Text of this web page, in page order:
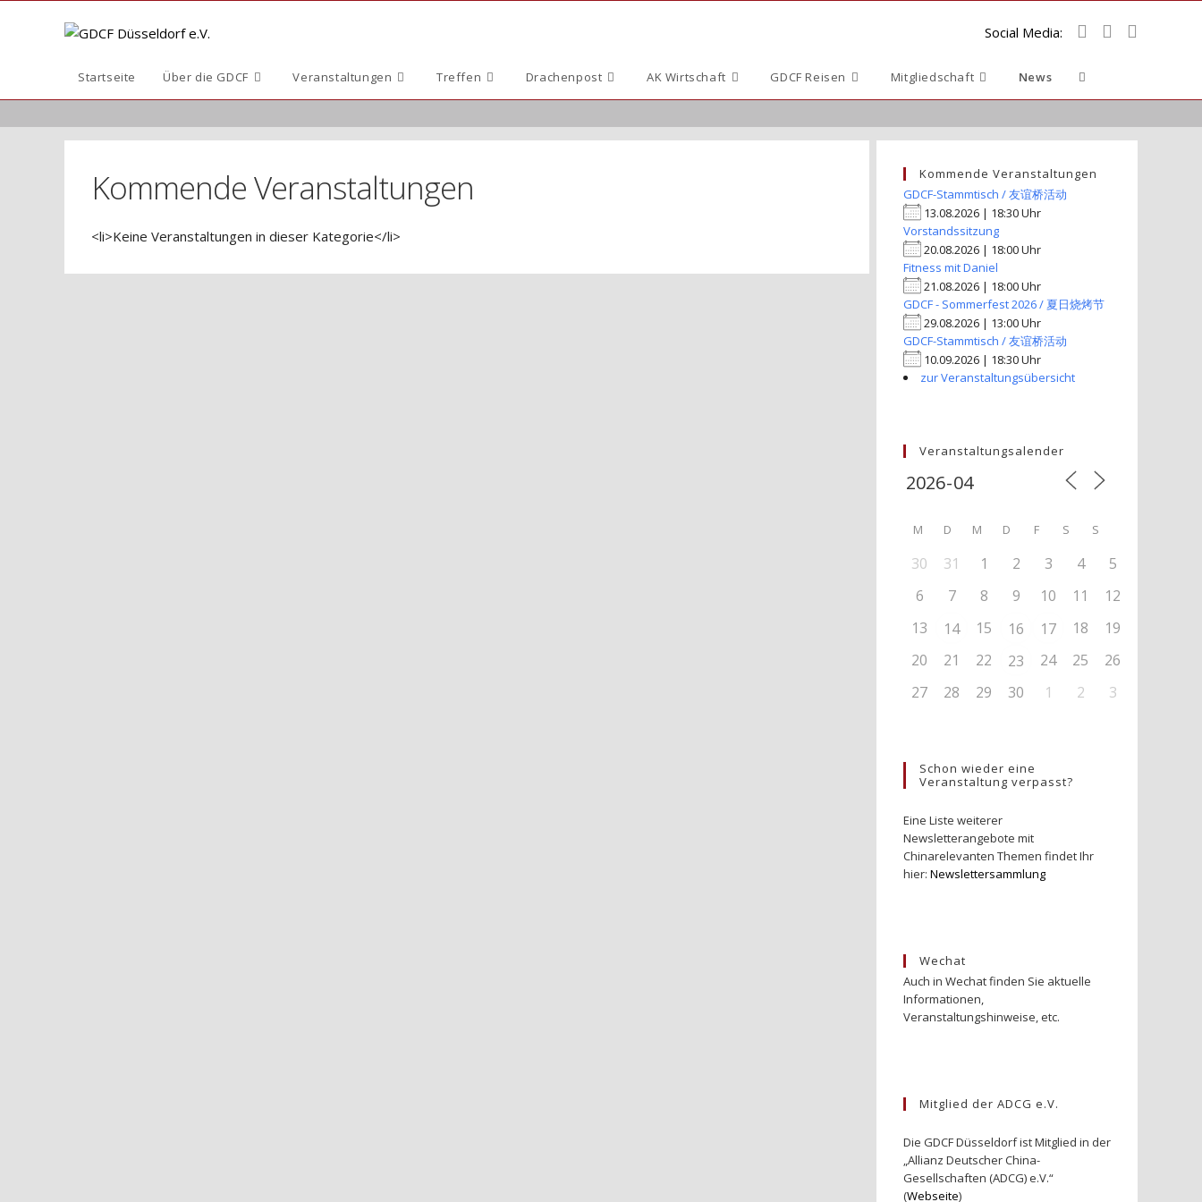
Social Media:
Startseite Über die GDCF Veranstaltungen Treffen Drachenpost AK Wirtschaft GDCF Reisen Mitgliedschaft News Website-
Kommende Veranstaltungen
<li>Keine Veranstaltungen in dieser Kategorie</li>
Kommende Veranstaltungen
GDCF-Stammtisch / 友谊桥活动
13.08.2026 | 18:30 Uhr
Vorstandssitzung
20.08.2026 | 18:00 Uhr
Fitness mit Daniel
21.08.2026 | 18:00 Uhr
GDCF - Sommerfest 2026 / 夏日烧烤节
29.08.2026 | 13:00 Uhr
GDCF-Stammtisch / 友谊桥活动
10.09.2026 | 18:30 Uhr
zur Veranstaltungsübersicht
Veranstaltungsalender
M D M D F S S
30 31 1 2 3 4
5
6
7 8 9 10 11
12
13
14 15 16 17 18
19
20
21 22 23 24 25
26
27
28 29 30 1 2 3
Schon wieder eine
Veranstaltung verpasst?
Eine Liste weiterer
Newsletterangebote mit
Chinarelevanten Themen findet Ihr
hier: Newslettersammlung
Wechat
Auch in Wechat finden Sie aktuelle
Informationen,
Veranstaltungshinweise, etc.
Mitglied der ADCG e.V.
Die GDCF Düsseldorf ist Mitglied in der
„Allianz Deutscher China-
Gesellschaften (ADCG) e.V.“
(Webseite)